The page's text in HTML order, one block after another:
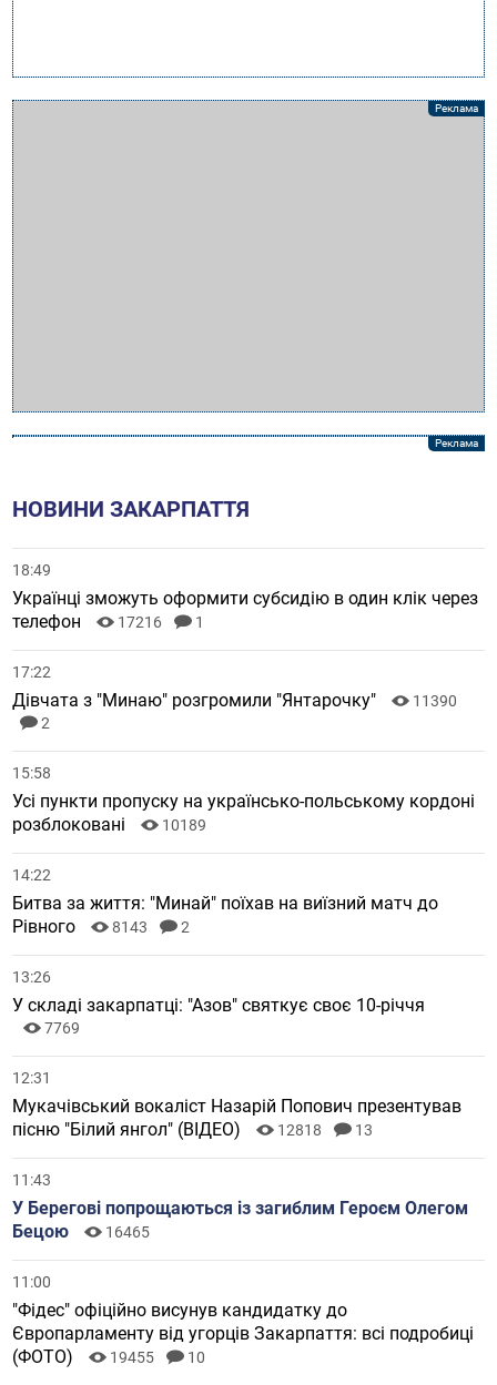
НОВИНИ ЗАКАРПАТТЯ
18:49
Українці зможуть оформити субсидію в один клік через
телефон
17216 1
17:22
Дівчата з "Минаю" розгромили "Янтарочку"
11390
2
15:58
Усі пункти пропуску на українсько-польському кордоні
розблоковані
10189
14:22
Битва за життя: "Минай" поїхав на виїзний матч до
Рівного
8143 2
13:26
У складі закарпатці: "Азов" святкує своє 10-річчя
7769
12:31
Мукачівський вокаліст Назарій Попович презентував
пісню "Білий янгол" (ВІДЕО)
12818 13
11:43
У Берегові попрощаються із загиблим Героєм Олегом
Бецою
16465
11:00
"Фідес" офіційно висунув кандидатку до
Європарламенту від угорців Закарпаття: всі подробиці
(ФОТО)
19455 10